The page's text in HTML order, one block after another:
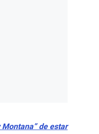
Montana” de estar